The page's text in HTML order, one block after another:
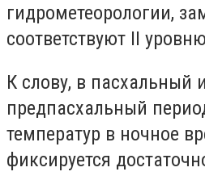
гидрометеорологии,
соответствуют II
К слову, в пасхальный
предпасхальный
температур в ночное
фиксируется